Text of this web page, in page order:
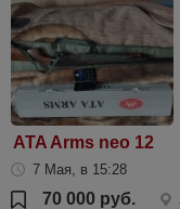
ATA Arms neo 12
7 Мая, в 15:28
70 000 руб.